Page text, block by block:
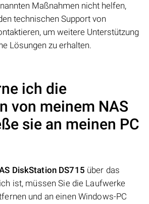
Maßnahmen nicht helfen,
technischen Support von
um weitere Unterstützung
Lösungen zu erhalten.
ich die
von meinem NAS
sie an meinen PC
DiskStation DS715 über das
ist, müssen Sie die Laufwerke
und an einen Windows-PC